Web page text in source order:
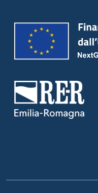
su